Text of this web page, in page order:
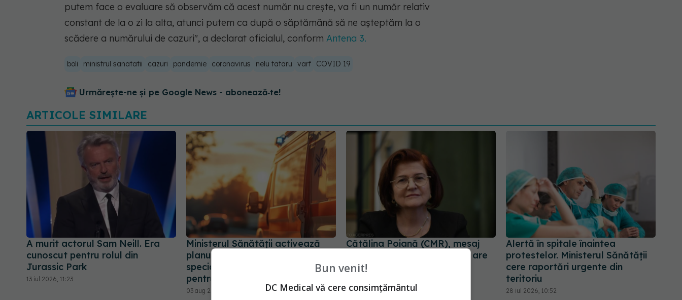
putem face o evaluare să observăm că acest număr nu crește, va fi un număr relativ
constant de la o zi la alta, atunci putem ca după o săptămână să ne așteptăm la o
scădere a numărului de cazuri", a declarat oficialul, conform Antena 3.
boli ministrul sanatatii cazuri pandemie coronavirus nelu tataru varf COVID 19
Urmărește-ne și pe Google News - abonează‑te!
ARTICOLE SIMILARE
A murit actorul Sam Neill. Era
cunoscut pentru rolul din
Jurassic Park
13 iul 2026, 11:23
Ministerul Sănătății activează
planul pentru caniculă. Măsuri
speciale în spitale și recomandări
pentru populație
03 aug 2026, 10:30
Cătălina Poiană (CMR), mesaj
tranșant: Sănătatea nu mai are
timp
Alertă în spitale înaintea
protestelor. Ministerul Sănătății
cere raportări urgente din
teritoriu
28 iul 2026, 10:52
Bun venit!
DC Medical vă cere consimțământul